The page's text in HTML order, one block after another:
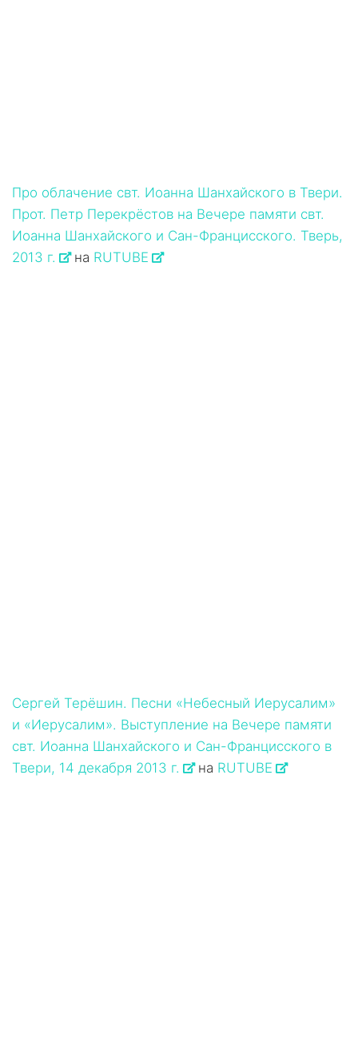
Про облачение свт. Иоанна Шанхайского в Твери.
Прот. Петр Перекрёстов на Вечере памяти свт.
Иоанна Шанхайского и Сан-Францисского. Тверь,
2013 г.
на RUTUBE
Сергей Терёшин. Песни «Небесный Иерусалим»
и «Иерусалим». Выступление на Вечере памяти
свт. Иоанна Шанхайского и Сан-Францисского в
Твери, 14 декабря 2013 г.
на RUTUBE